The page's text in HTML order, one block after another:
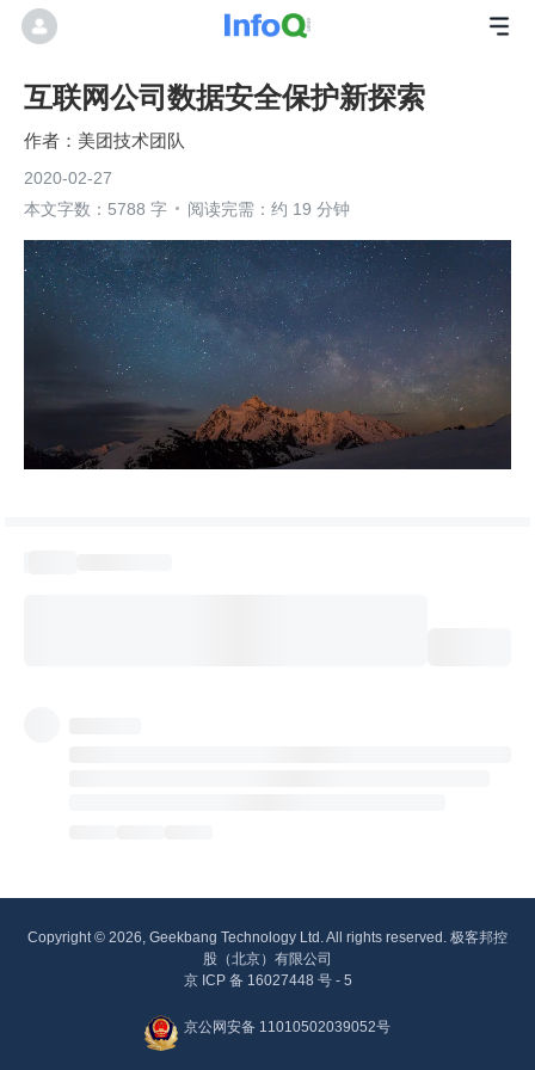
互联网公司数据安全保护新探索
美团技术团队
2020-02-27
本文字数：5788 字
阅读完需：约 19 分钟
Copyright © 2026, Geekbang Technology Ltd. All rights reserved. 极客邦控
股（北京）有限公司
京 ICP 备 16027448 号 - 5
京公网安备 11010502039052号